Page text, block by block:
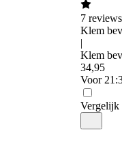
7 reviews
Klem
|
Klem
34,95
Voor
Vergelijk